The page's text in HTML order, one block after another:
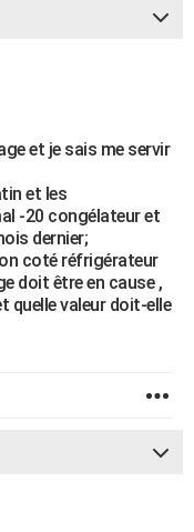
et je sais me servir
et les
-20 congélateur et
dernier;
coté réfrigérateur
doit être en cause ,
quelle valeur doit-elle